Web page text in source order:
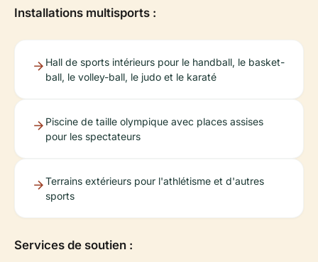
Installations multisports :
Hall de sports intérieurs pour le handball, le basket-
ball, le volley-ball, le judo et le karaté
Piscine de taille olympique avec places assises
pour les spectateurs
Terrains extérieurs pour l'athlétisme et d'autres
sports
Services de soutien :